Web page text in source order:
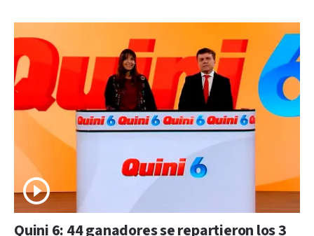
Quini 6: 44 ganadores se repartieron los 3